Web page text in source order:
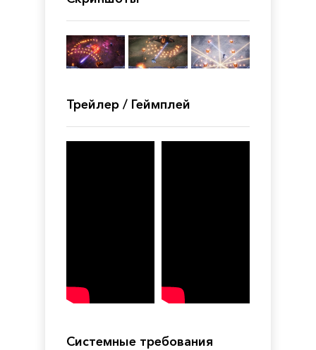
Трейлер / Геймплей
Системные требования